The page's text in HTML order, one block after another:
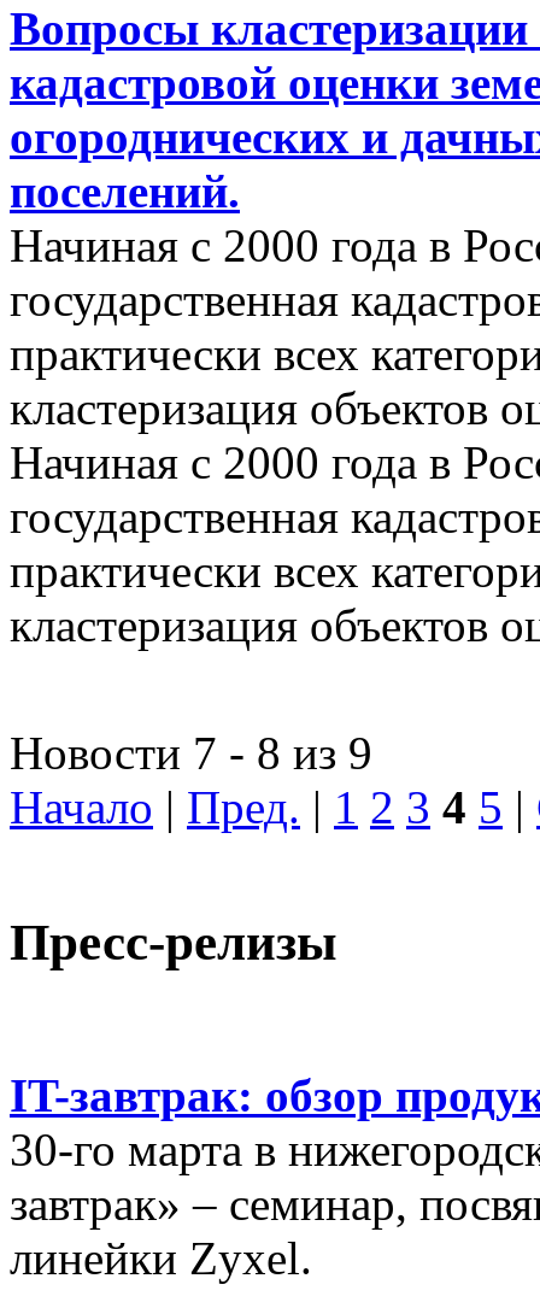
Вопросы кластеризации
кадастровой оценки
огороднических и
поселений.
Начиная с 2000 года в
государственная
практически всех
кластеризация объектов
Начиная с 2000 года в
государственная
практически всех
кластеризация объектов
Новости 7 - 8 из 9
Начало | Пред. | 1 2 3 4 5 |
Пресс-релизы
IT-завтрак: обзор
30-го марта в
завтрак» – семинар,
линейки Zyxel.